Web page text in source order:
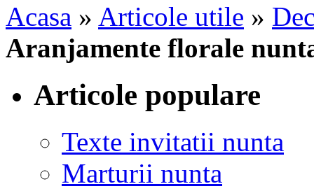
Acasa » Articole utile »
Aranjamente florale
Articole populare
Texte invitatii nunta
Marturii nunta